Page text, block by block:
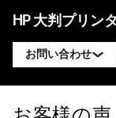
HP 大判プリン
お問い合わせ
HP DesignJet
Filter category